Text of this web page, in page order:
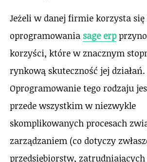
Jeżeli w danej firmie korzysta się
oprogramowania sage erp
korzyści, które w znacznym
rynkową skuteczność jej działań.
Oprogramowanie tego rodzaju
przede wszystkim w niezwykle
skomplikowanych procesach
zarządzaniem (co dotyczy
przedsiębiorstw, zatrudniających